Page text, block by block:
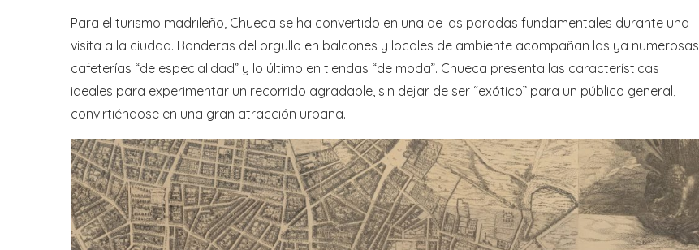
Para el turismo madrileño, Chueca se ha convertido en una de las paradas fundamentales durante una
visita a la ciudad. Banderas del orgullo en balcones y locales de ambiente acompañan las ya numerosas
cafeterías “de especialidad” y lo último en tiendas “de moda”. Chueca presenta las características
ideales para experimentar un recorrido agradable, sin dejar de ser “exótico” para un público general,
convirtiéndose en una gran atracción urbana.